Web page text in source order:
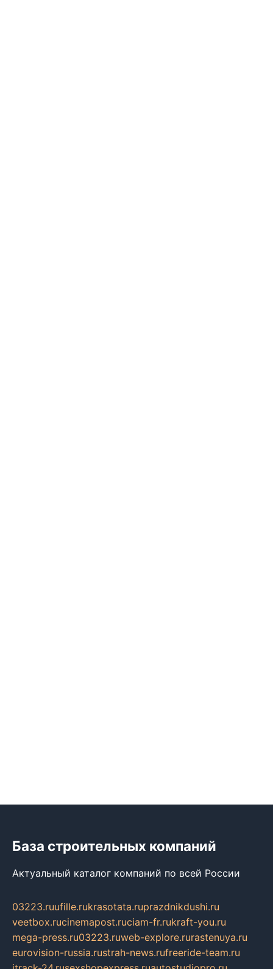
База строительных компаний
Актуальный каталог компаний по всей России
03223.ruufille.rukrasotata.ruprazdnikdushi.ru
veetbox.rucinemapost.ruciam-fr.rukraft-you.ru
mega-press.ru03223.ruweb-explore.rurastenuya.ru
eurovision-russia.rustrah-news.rufreeride-team.ru